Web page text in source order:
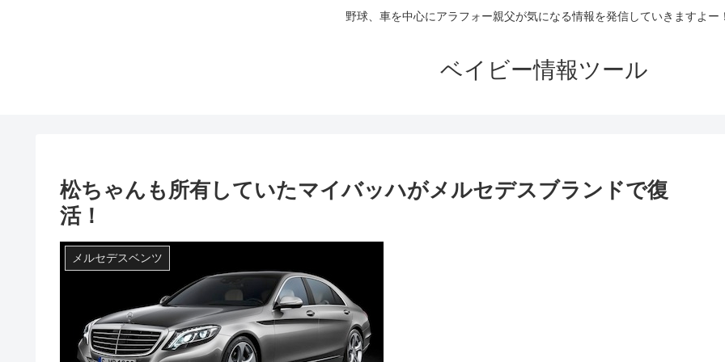
野球、車を中心にアラフォー親父が気になる情報を発信していきますよー
ベイビー情報ツール
松ちゃんも所有していたマイバッハがメルセデスブランドで復
活！
メルセデスベンツ